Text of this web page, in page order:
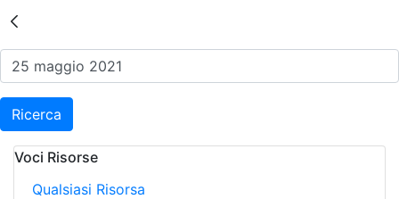
Risultati della Ricerca -
Ricerca
Voci Risorse
Qualsiasi Risorsa